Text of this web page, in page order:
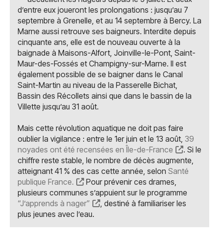
d’entre eux joueront les prolongations : jusqu’au 7
septembre à Grenelle, et au 14 septembre à Bercy. La
Marne aussi retrouve ses baigneurs. Interdite depuis
cinquante ans, elle est de nouveau ouverte à la
baignade à Maisons-Alfort, Joinville-le-Pont, Saint-
Maur-des-Fossés et Champigny-sur-Marne. Il est
également possible de se baigner dans le Canal
Saint-Martin au niveau de la Passerelle Bichat,
Bassin des Récollets ainsi que dans le bassin de la
Villette jusqu’au 31 août.
Mais cette révolution aquatique ne doit pas faire
oublier la vigilance : entre le 1er juin et le 13 août, 39
noyades ont été recensées en Île-de-France
. Si le
chiffre reste stable, le nombre de décès augmente,
atteignant 41 % des cas cette année, selon Santé
publique France.
Pour prévenir ces drames,
plusieurs communes s’appuient sur le programme
“J’apprends à nager”
, destiné à familiariser les
plus jeunes avec l’eau.